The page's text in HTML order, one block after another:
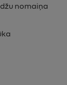
nomaiņa